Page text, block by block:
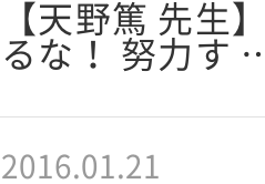
【天野篤 先生
るな！ 努力す
2016.01.21